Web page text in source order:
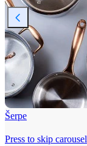
Šerpe
Press to skip carousel